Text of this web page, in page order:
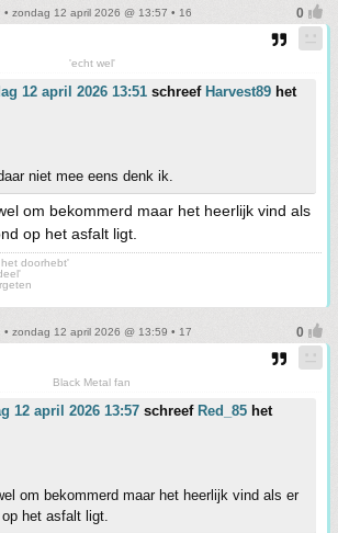
• zondag 12 april 2026 @ 13:57 • 16
'echt wel'
12 april 2026 13:51 schreef Harvest89 het
niet mee eens denk ik.
om bekommerd maar het heerlijk vind als
op het asfalt ligt.
doorhebt'
• zondag 12 april 2026 @ 13:59 • 17
Black Metal fan
12 april 2026 13:57 schreef Red_85 het
om bekommerd maar het heerlijk vind als er
het asfalt ligt.